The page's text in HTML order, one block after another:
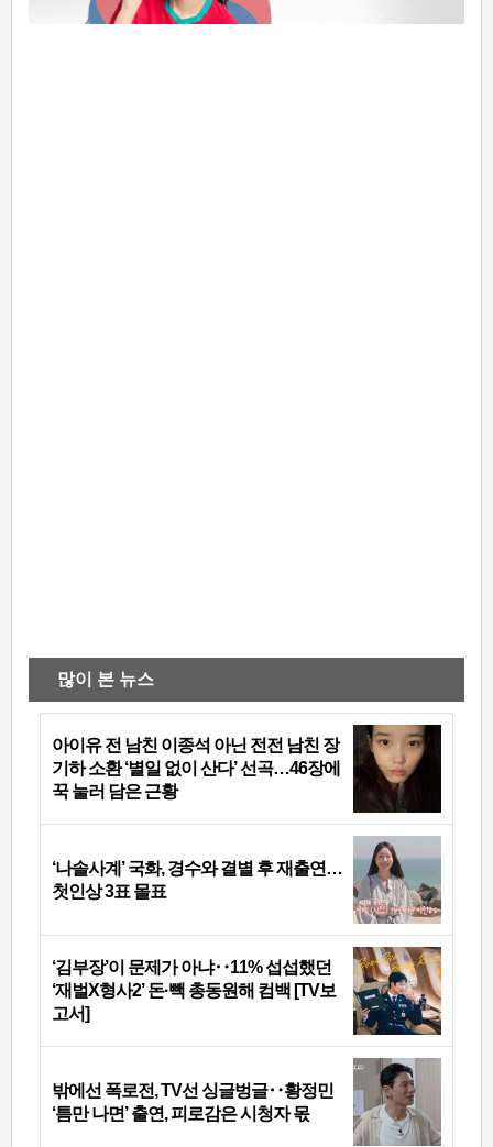
많이 본 뉴스
아이유 전 남친 이종석 아닌 전전 남친 장
기하 소환 ‘별일 없이 산다’ 선곡…46장에
꾹 눌러 담은 근황
‘나솔사계’ 국화, 경수와 결별 후 재출연…
첫인상 3표 몰표
‘김부장’이 문제가 아냐‥11% 섭섭했던
‘재벌X형사2’ 돈·빽 총동원해 컴백 [TV보
고서]
밖에선 폭로전, TV선 싱글벙글‥황정민
‘틈만 나면’ 출연, 피로감은 시청자 몫